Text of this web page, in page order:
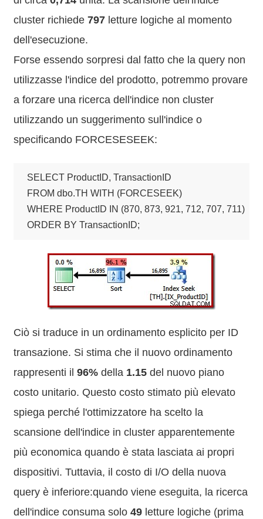
cluster richiede 797letture logiche al momento
dell'esecuzione.
Forse essendo sorpresi dal fatto che la query non
utilizzasse l'indice del prodotto, potremmo provare
a forzare una ricerca dell'indice non cluster
utilizzando un suggerimento sull'indice o
specificando FORCESESEEK:
SELECT ProductID, TransactionID
FROM dbo.TH WITH (FORCESEEK)
WHERE ProductID IN (870, 873, 921, 712, 707, 711)
ORDER BY TransactionID;
Ciò si traduce in un ordinamento esplicito per ID
transazione. Si stima che il nuovo ordinamento
rappresenti il ​​ 96%della 1.15del nuovo piano
costo unitario. Questo costo stimato più elevato
spiega perché l'ottimizzatore ha scelto la
scansione dell'indice in cluster apparentemente
più economica quando è stata lasciata ai propri
dispositivi. Tuttavia, il costo di I/O della nuova
query è inferiore:quando viene eseguita, la ricerca
dell'indice consuma solo 49letture logiche (prima